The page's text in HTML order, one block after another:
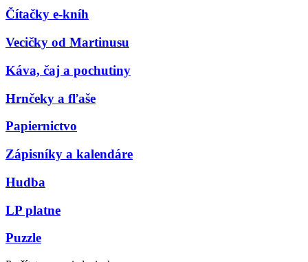
Čítačky e-kníh
Vecičky od Martinusu
Káva, čaj a pochutiny
Hrnčeky a fľaše
Papiernictvo
Zápisníky a kalendáre
Hudba
LP platne
Puzzle